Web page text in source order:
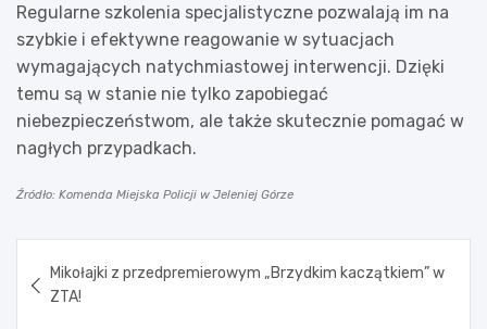
Regularne szkolenia specjalistyczne pozwalają im na
szybkie i efektywne reagowanie w sytuacjach
wymagających natychmiastowej interwencji. Dzięki
temu są w stanie nie tylko zapobiegać
niebezpieczeństwom, ale także skutecznie pomagać w
nagłych przypadkach.
Źródło: Komenda Miejska Policji w Jeleniej Górze
wpisu
Mikołajki z przedpremierowym „Brzydkim kaczątkiem” w
ZTA!